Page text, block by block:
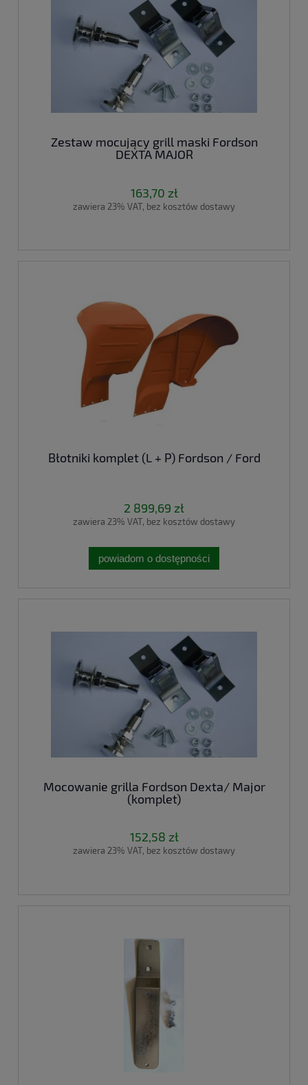
Zestaw mocujący grill maski Fordson
DEXTA MAJOR
163,70 zł
zawiera 23% VAT, bez kosztów dostawy
Błotniki komplet (L + P) Fordson / Ford
2 899,69 zł
zawiera 23% VAT, bez kosztów dostawy
powiadom o dostępności
Mocowanie grilla Fordson Dexta/ Major
(komplet)
152,58 zł
zawiera 23% VAT, bez kosztów dostawy